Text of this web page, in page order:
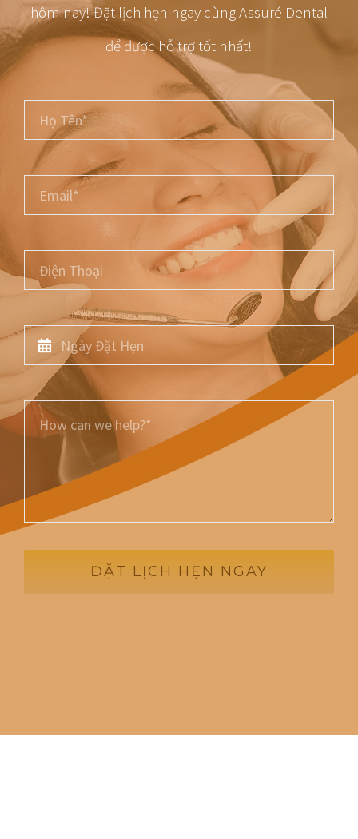
hôm nay! Đặt lịch hẹn ngay cùng Assuré Dental
để được hỗ trợ tốt nhất!
ĐẶT LỊCH HẸN NGAY